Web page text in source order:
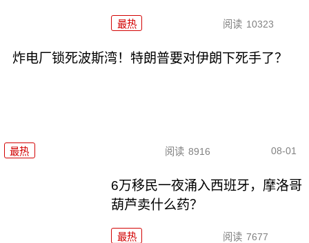
最热 阅读 10323
炸电厂锁死波斯湾！特朗普要对伊朗下死手了？
最热 阅读 8916 08-01
6万移民一夜涌入西班牙，摩洛哥
葫芦卖什么药？
最热 阅读 7677